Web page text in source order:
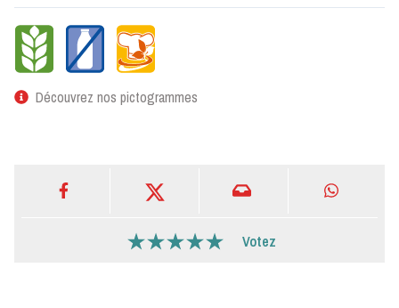
Découvrez nos pictogrammes
Votez